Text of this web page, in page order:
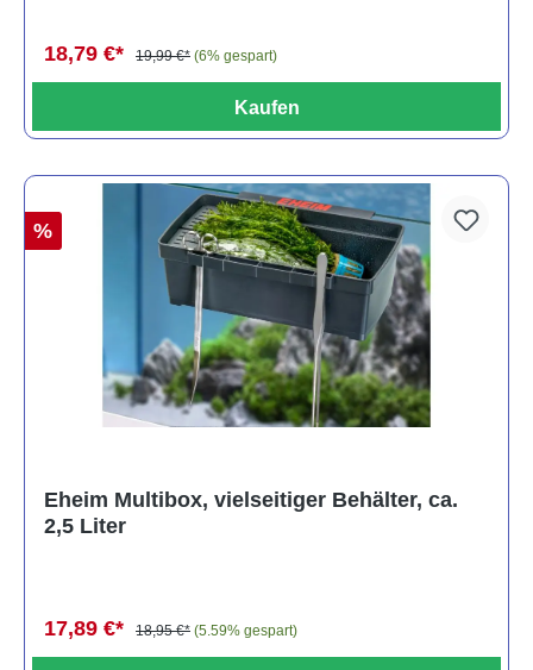
18,79 €* 19,99 €* (6% gespart)
Kaufen
%
Eheim Multibox, vielseitiger Behälter, ca.
2,5 Liter
17,89 €* 18,95 €* (5.59% gespart)